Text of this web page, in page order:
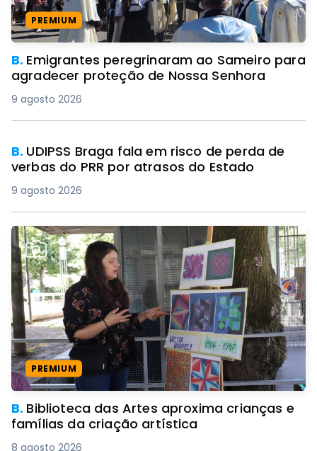
PREMIUM
B. Emigrantes peregrinaram ao Sameiro para
agradecer proteção de Nossa Senhora
9 agosto 2026
B. UDIPSS Braga fala em risco de perda de
verbas do PRR por atrasos do Estado
9 agosto 2026
PREMIUM
B. Biblioteca das Artes aproxima crianças e
famílias da criação artística
8 agosto 2026